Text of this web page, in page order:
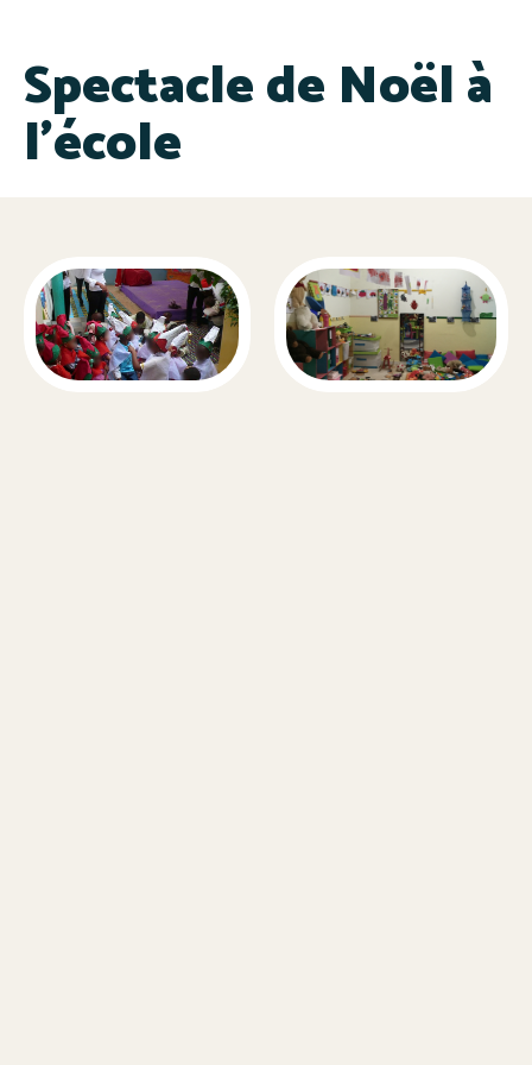
Spectacle de Noël à
l’école